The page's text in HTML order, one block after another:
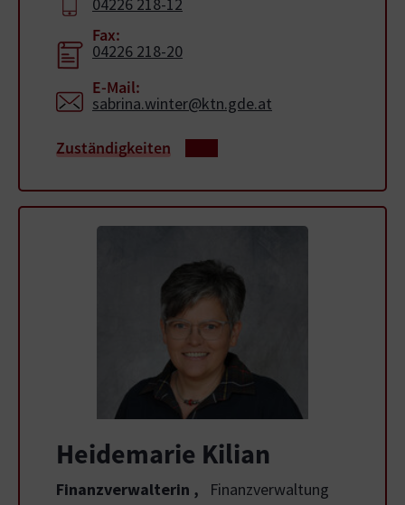
Fax:
04226 218-20
E-Mail:
sabrina.winter@ktn.gde.at
Zuständigkeiten
Heidemarie Kilian
Finanzverwalterin ,
Finanzverwaltung